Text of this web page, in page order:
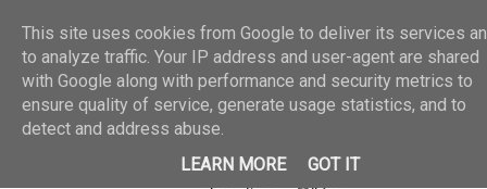
02 jun 2026
GALERIA DE FOTOS
30/05/2026
25 may 2026
GALERIA
DE FOTOS 23/05/2026
20 may
2026
GALERIA DE FOTOS
16/05/2026
DE FOTOS 09/05/2026
28 abr
This site uses cookies from Google to deliver its services
to analyze traffic. Your IP address and user-agent are shared
with Google along with performance and security metrics to
ensure quality of service, generate usage statistics, and to
detect and address abuse.
LEARN MORE
GOT IT